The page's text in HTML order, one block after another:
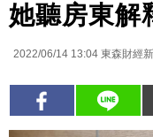
她聽房東解
2022/06/14 13:04 東森財經